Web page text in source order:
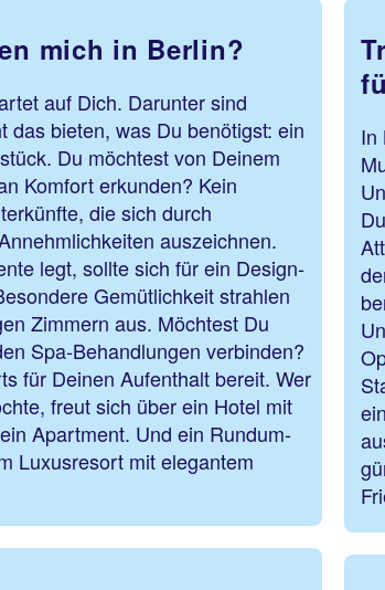
mich in Berlin?
auf Dich. Darunter sind
das bieten, was Du benötigst: ein
Du möchtest von Deinem
Komfort erkunden? Kein
die sich durch
auszeichnen.
legt, sollte sich für ein Design-
Gemütlichkeit strahlen
Zimmern aus. Möchtest Du
Spa-Behandlungen verbinden?
für Deinen Aufenthalt bereit. Wer
freut sich über ein Hotel mit
Apartment. Und ein Rundum-
Luxusresort mit elegantem
In